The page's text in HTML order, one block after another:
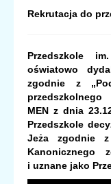
Rekrutacja do
Przedszkole
oświatowo
zgodnie z
MEN z dnia
Przedszkole
Jeża zgodnie
Kanonicznego
i uznane jako